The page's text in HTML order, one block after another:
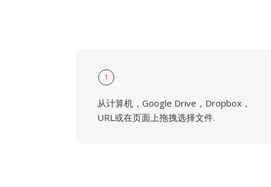
1
从计算机，Google Drive，Dropbox，
URL或在页面上拖拽选择文件.